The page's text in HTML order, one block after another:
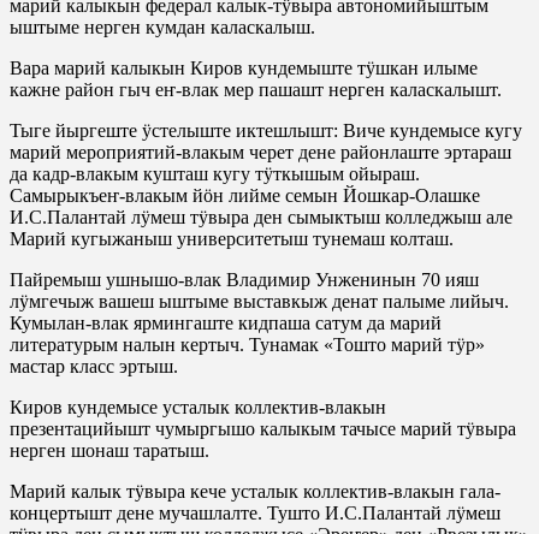
марий калыкын федерал калык-тӱвыра автономийыштым
ыштыме нерген кумдан каласкалыш.
Вара марий калыкын Киров кундемыште тӱшкан илыме
кажне район гыч еҥ-влак мер пашашт нерген каласкалышт.
Тыге йыргеште ӱстелыште иктешлышт: Виче кундемысе кугу
марий мероприятий-влакым черет дене районлаште эртараш
да кадр-влакым кушташ кугу тӱткышым ойыраш.
Самырыкъеҥ-влакым йӧн лийме семын Йошкар-Олашке
И.С.Палантай лӱмеш тӱвыра ден сымыктыш колледжыш але
Марий кугыжаныш университетыш тунемаш колташ.
Пайремыш ушнышо-влак Владимир Унженинын 70 ияш
лӱмгечыж вашеш ыштыме выставкыж денат палыме лийыч.
Кумылан-влак ярмингаште кидпаша сатум да марий
литературым налын кертыч. Тунамак «Тошто марий тӱр»
мастар класс эртыш.
Киров кундемысе усталык коллектив-влакын
презентацийышт чумыргышо калыкым тачысе марий тӱвыра
нерген шонаш таратыш.
Марий калык тӱвыра кече усталык коллектив-влакын гала-
концертышт дене мучашлалте. Тушто И.С.Палантай лӱмеш